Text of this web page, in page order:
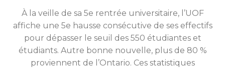
À la veille de sa 5e rentrée universitaire, l’UOF
affiche une 5e hausse consécutive de ses effectifs
pour dépasser le seuil des 550 étudiantes et
étudiants. Autre bonne nouvelle, plus de 80 %
proviennent de l’Ontario. Ces statistiques